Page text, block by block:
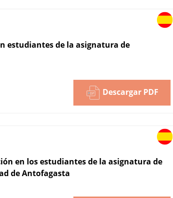
estudiantes de la asignatura de
Descargar PDF
en los estudiantes de la asignatura de
de Antofagasta